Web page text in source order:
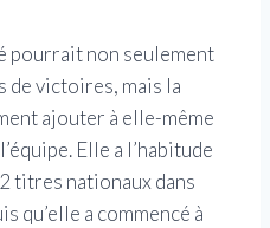
pourrait non seulement
de victoires, mais la
ajouter à elle-même
Elle a l’habitude
titres nationaux dans
qu’elle a commencé à